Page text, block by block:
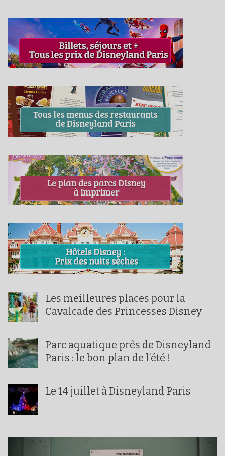
Les meilleures places pour la
Cavalcade des Princesses Disney
Parc aquatique près de Disneyland
Paris : le bon plan de l’été !
Le 14 juillet à Disneyland Paris